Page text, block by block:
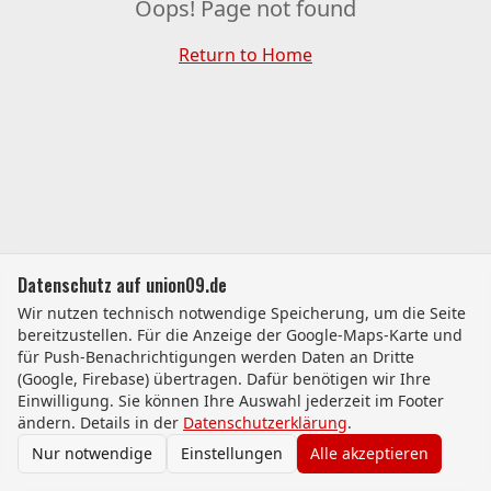
Oops! Page not found
Return to Home
Datenschutz auf union09.de
Wir nutzen technisch notwendige Speicherung, um die Seite
bereitzustellen. Für die Anzeige der Google-Maps-Karte und
für Push-Benachrichtigungen werden Daten an Dritte
(Google, Firebase) übertragen. Dafür benötigen wir Ihre
Einwilligung. Sie können Ihre Auswahl jederzeit im Footer
ändern. Details in der Datenschutzerklärung.
Nur notwendige
Einstellungen Alle akzeptieren